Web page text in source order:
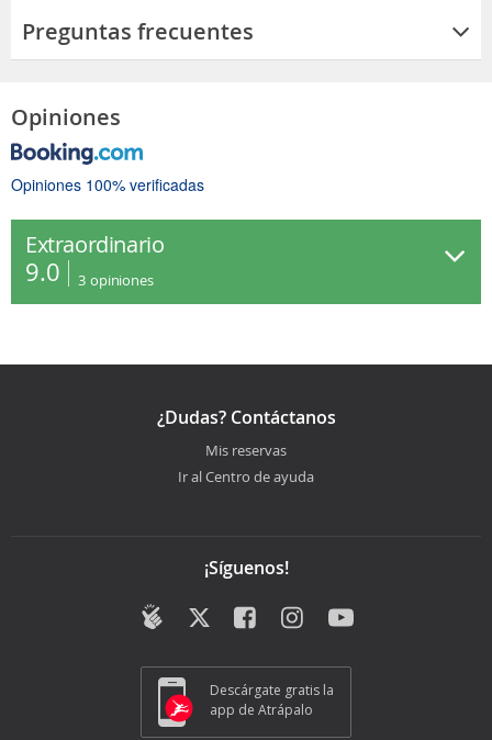
Preguntas frecuentes
Opiniones
Opiniones 100% verificadas
Extraordinario
9.0 3 opiniones
¿Dudas? Contáctanos
Mis reservas
Ir al Centro de ayuda
¡Síguenos!
Descárgate gratis la
app de Atrápalo